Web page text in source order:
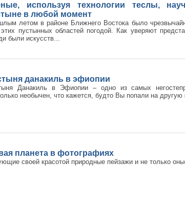
используя технологии теслы,
в любой момент
летом в районе Ближнего Востока было
пустынных областей погодой. Как уверяют
были искусств...
данакиль в эфиопии
Данакиль в Эфиопии – одно из самых
необычен, что кажется, будто Вы попали на другую
планета в фотографиях
своей красотой природные пейзажи и не только